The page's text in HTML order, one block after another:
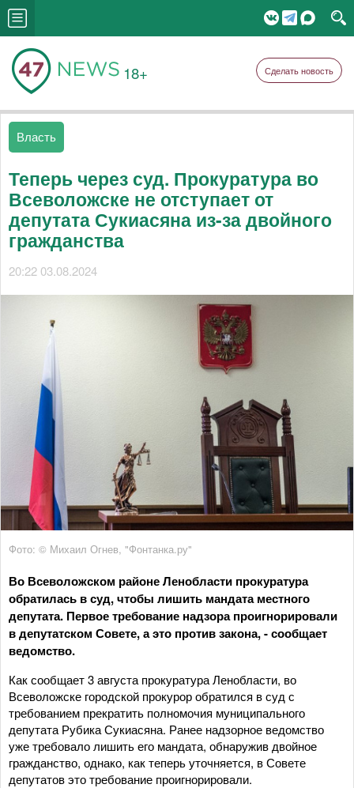
18+ Сделать новость
Власть
Теперь через суд. Прокуратура во
Всеволожске не отступает от
депутата Сукиасяна из-за двойного
гражданства
20:22 03.08.2024
Фото: © Михаил Огнев, "Фонтанка.ру"
Во Всеволожском районе Ленобласти прокуратура
обратилась в суд, чтобы лишить мандата местного
депутата. Первое требование надзора проигнорировали
в депутатском Совете, а это против закона, - сообщает
ведомство.
Как сообщает 3 августа прокуратура Ленобласти, во
Всеволожске городской прокурор обратился в суд с
требованием прекратить полномочия муниципального
депутата Рубика Сукиасяна. Ранее надзорное ведомство
уже требовало лишить его мандата, обнаружив двойное
гражданство, однако, как теперь уточняется, в Совете
депутатов это требование проигнорировали.